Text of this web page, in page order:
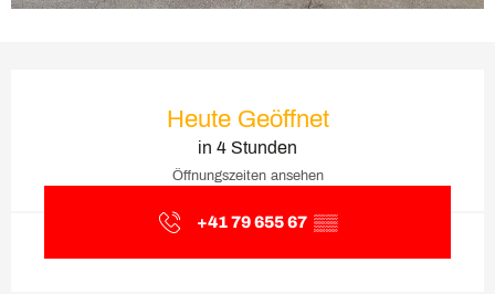
Heute Geöffnet
in 4 Stunden
Öffnungszeiten ansehen
+41 79 655 67 ▒▒